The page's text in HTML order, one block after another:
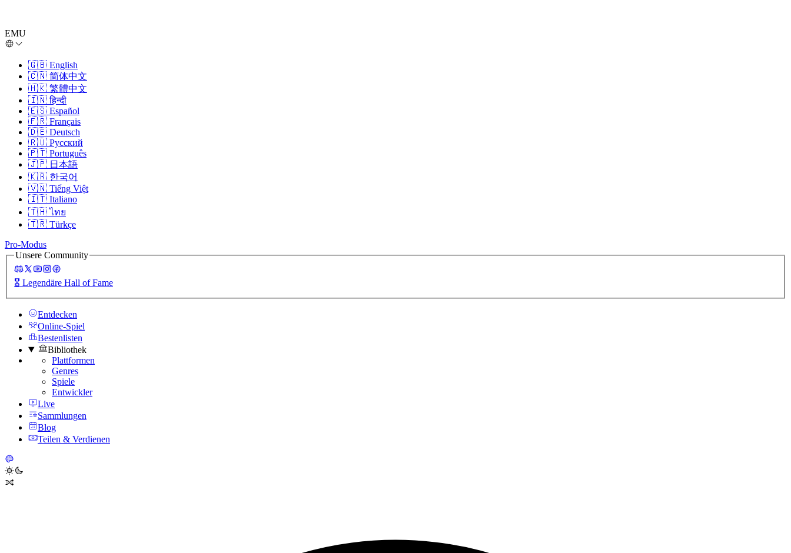
EMU
🇬🇧 English
🇨🇳 简体中文
🇭🇰 繁體中文
🇮🇳 हिन्दी
🇪🇸 Español
🇫🇷 Français
🇩🇪 Deutsch
🇷🇺 Русский
🇵🇹 Português
🇯🇵 日本語
🇰🇷 한국어
🇻🇳 Tiếng Việt
🇮🇹 Italiano
🇹🇭 ไทย
🇹🇷 Türkçe
Pro-Modus
Unsere Community
🎖️ Legendäre Hall of Fame
Entdecken
Online-Spiel
Bestenlisten
Bibliothek
Plattformen
Genres
Spiele
Entwickler
Live
Sammlungen
Blog
Teilen & Verdienen